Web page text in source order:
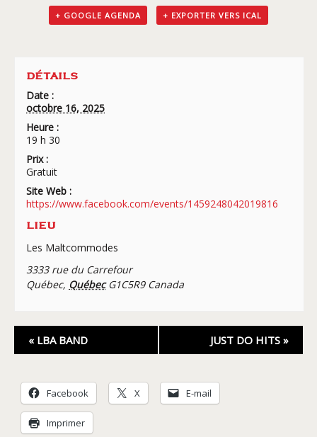
+ GOOGLE AGENDA + EXPORTER VERS ICAL
DÉTAILS
Date :
octobre 16, 2025
Heure :
19 h 30
Prix :
Gratuit
Site Web :
https://www.facebook.com/events/1459248042019816
LIEU
Les Maltcommodes
3333 rue du Carrefour
Québec, Québec G1C5R9 Canada
Navigation
Évènement
« LBA BAND JUST DO HITS »
Facebook X E-mail
Imprimer